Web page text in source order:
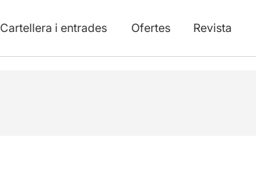
Cartellera i entrades Ofertes Revista